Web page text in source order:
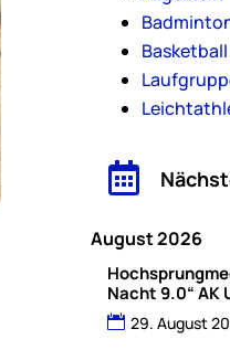
Basketball

August 2026
Nacht 9.0“ AK
29. August